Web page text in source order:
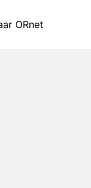
ORnet